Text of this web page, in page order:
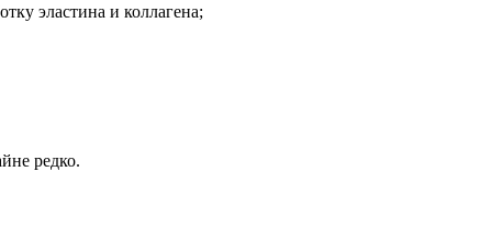
эластина и коллагена;
редко.